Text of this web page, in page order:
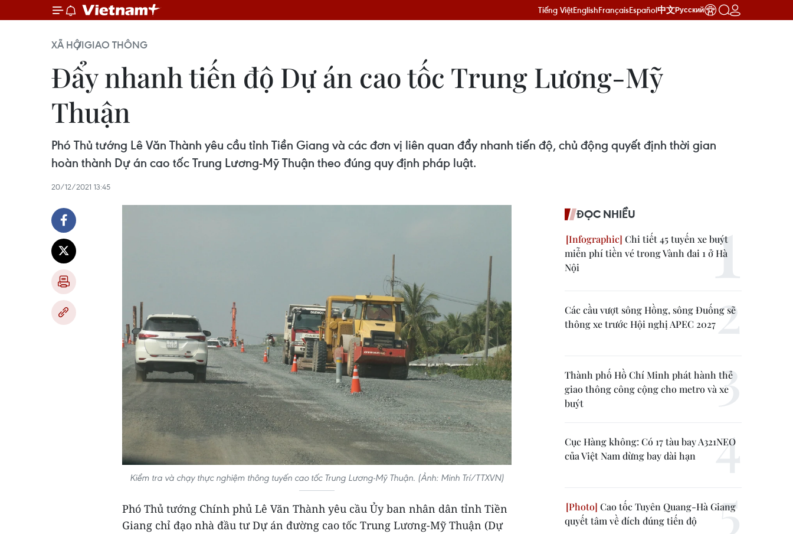
Tiếng ViệtEnglishFrançaisEspañol中文Русский
XÃ HỘIGIAO THÔNG
Đẩy nhanh tiến độ Dự án cao tốc Trung Lương-Mỹ
Thuận
Phó Thủ tướng Lê Văn Thành yêu cầu tỉnh Tiền Giang và các đơn vị liên quan đẩy nhanh tiến độ, chủ động quyết định thời gian
hoàn thành Dự án cao tốc Trung Lương-Mỹ Thuận theo đúng quy định pháp luật.
20/12/2021 13:45
Kiểm tra và chạy thực nghiệm thông tuyến cao tốc Trung Lương-Mỹ Thuận. (Ảnh: Minh Trí/TTXVN)
Phó Thủ tướng Chính phủ Lê Văn Thành yêu cầu Ủy ban nhân dân tỉnh Tiền
Giang chỉ đạo nhà đầu tư Dự án đường cao tốc Trung Lương-Mỹ Thuận (Dự
ĐỌC NHIỀU
Chi tiết 45 tuyến xe buýt
miễn phí tiền vé trong Vành đai 1 ở Hà
Nội
Các cầu vượt sông Hồng, sông Đuống sẽ
thông xe trước Hội nghị APEC 2027
Thành phố Hồ Chí Minh phát hành thẻ
giao thông công cộng cho metro và xe
buýt
Cục Hàng không: Có 17 tàu bay A321NEO
của Việt Nam dừng bay dài hạn
Cao tốc Tuyên Quang-Hà Giang
quyết tâm về đích đúng tiến độ